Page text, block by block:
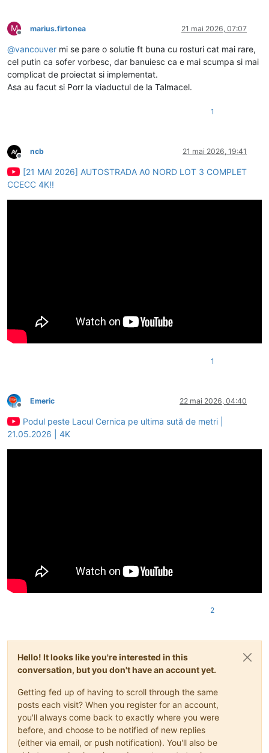
M
Deconectat
marius.firtonea 21 mai 2026, 07:07
@vancouver mi se pare o solutie ft buna cu rosturi cat mai rare,
cel putin ca sofer vorbesc, dar banuiesc ca e mai scumpa si mai
complicat de proiectat si implementat.
Asa au facut si Porr la viaductul de la Talmacel.
1
Deconectat
ncb 21 mai 2026, 19:41
[21 MAI 2026] AUTOSTRADA A0 NORD LOT 3 COMPLET
CCECC 4K!!
1
Deconectat
Emeric 22 mai 2026, 04:40
Podul peste Lacul Cernica pe ultima sută de metri |
21.05.2026 | 4K
2
Hello! It looks like you're interested in this
conversation, but you don't have an account yet.
Getting fed up of having to scroll through the same
posts each visit? When you register for an account,
you'll always come back to exactly where you were
before, and choose to be notified of new replies
(either via email, or push notification). You'll also be